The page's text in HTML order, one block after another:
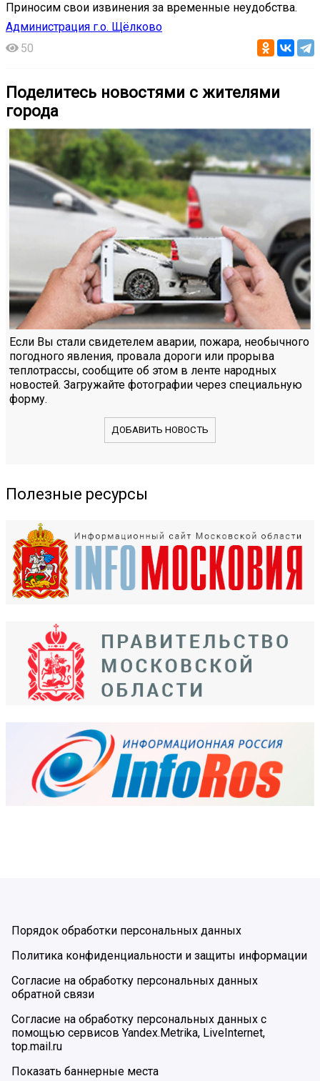
Приносим свои извинения за временные неудобства.
Администрация г.о. Щёлково
50
Поделитесь новостями с жителями
города
Если Вы стали свидетелем аварии, пожара, необычного
погодного явления, провала дороги или прорыва
теплотрассы, сообщите об этом в ленте народных
новостей. Загружайте фотографии через специальную
форму.
ДОБАВИТЬ НОВОСТЬ
Полезные ресурсы
Порядок обработки персональных данных
Политика конфиденциальности и защиты информации
Согласие на обработку персональных данных
обратной связи
Согласие на обработку персональных данных с
помощью сервисов Yandex.Metrika, LiveInternet,
top.mail.ru
Показать баннерные места